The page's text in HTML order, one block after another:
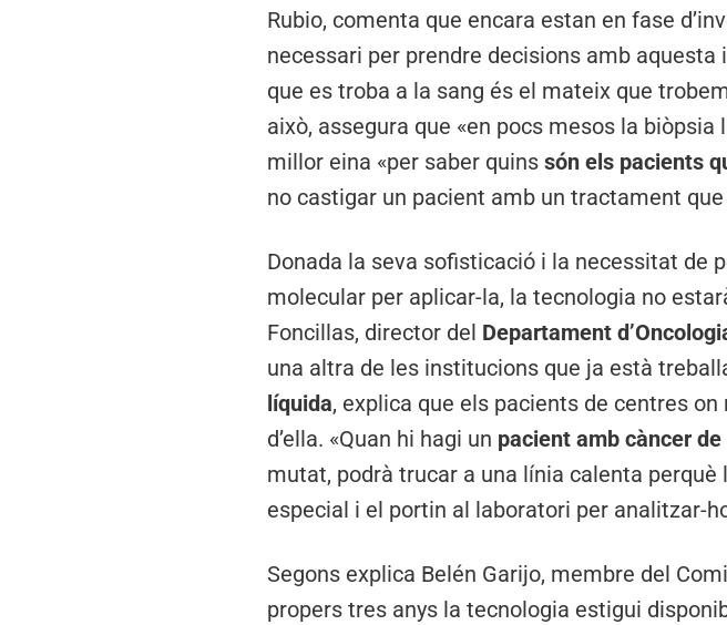
Rubio, comenta que encara estan en fase
necessari per prendre decisions amb
que es troba a la sang és el mateix que
això, assegura que «en pocs mesos la
millor eina «per saber quinssón els pacients
no castigar un pacient amb un tractament que
Donada la seva sofisticació i la necessitat de
molecular per aplicar-la, la tecnologia no
Foncillas, director del Departament
una altra de les institucions que ja està
líquida, explica que els pacients de centres
d’ella. «Quan hi hagi un pacient amb càncer
mutat, podrà trucar a una línia calenta
especial i el portin al laboratori per analitzar-
Segons explica Belén Garijo, membre del
propers tres anys la tecnologia estigui